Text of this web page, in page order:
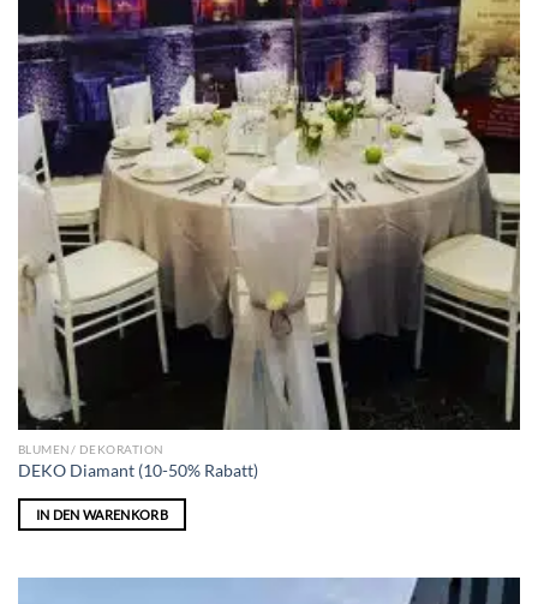
BLUMEN/ DEKORATION
DEKO Diamant (10-50% Rabatt)
IN DEN WARENKORB